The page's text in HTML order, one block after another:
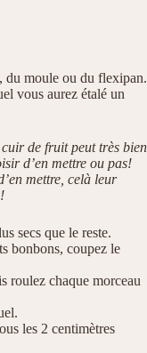
du moule ou du flexipan.
vous aurez étalé un
cuir de fruit peut très bien
d’en mettre ou pas!
mettre, celà leur
secs que le reste.
bonbons, coupez le
roulez chaque morceau
les 2 centimètres